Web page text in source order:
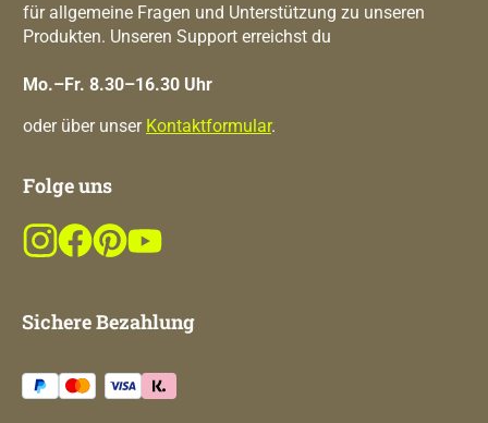
für allgemeine Fragen und Unterstützung zu unseren
Produkten. Unseren Support erreichst du
Mo.–Fr. 8.30–16.30 Uhr
oder über unser Kontaktformular.
Folge uns
Sichere Bezahlung